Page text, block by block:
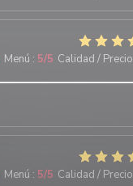
Menú : 5/5 Calidad / Precio
Menú : 5/5 Calidad / Precio